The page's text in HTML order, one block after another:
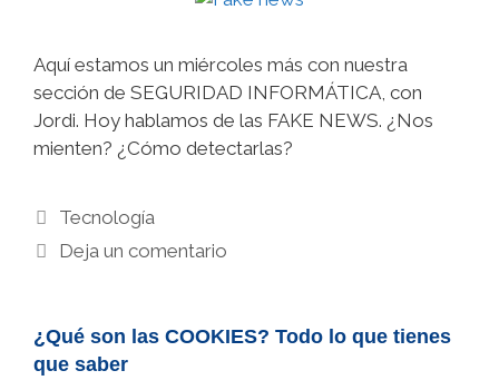
Aquí estamos un miércoles más con nuestra
sección de SEGURIDAD INFORMÁTICA, con
Jordi. Hoy hablamos de las FAKE NEWS. ¿Nos
mienten? ¿Cómo detectarlas?
Categorías
Tecnología
Deja un comentario
¿Qué son las COOKIES? Todo lo que tienes
que saber